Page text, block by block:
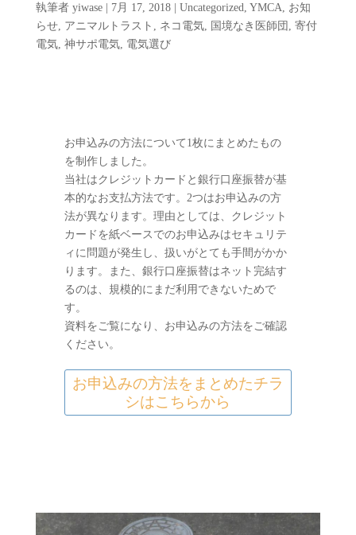
執筆者 yiwase| 7月 17, 2018| Uncategorized YMCA
お知
らせ, アニマルトラスト ネコ電気, 国境なき医師団
寄付
電気, 神サポ電気, 電気選び
お申込みの方法について1枚にまとめたもの
を制作しました。
当社はクレジットカードと銀行口座振替が基
本的なお支払方法です。2つはお申込みの方
法が異なります。理由としては、クレジット
カードを紙ベースでのお申込みはセキュリテ
ィに問題が発生し、扱いがとても手間がかか
ります。また、銀行口座振替はネット完結す
るのは、規模的にまだ利用できないためで
す。
資料をご覧になり、お申込みの方法をご確認
ください。
お申込みの方法をまとめたチラ
シはこちらから